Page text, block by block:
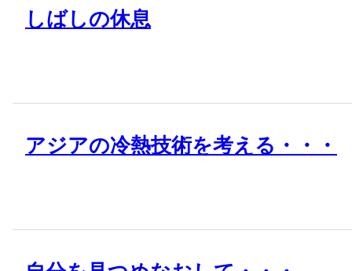
しばしの休息
アジアの冷熱技術を考える・・・